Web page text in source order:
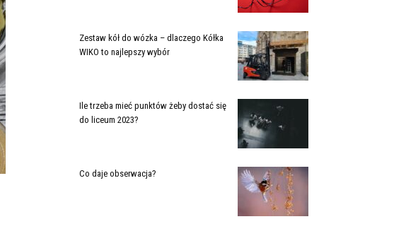
Zestaw kół do wózka – dlaczego Kółka
WIKO to najlepszy wybór
Ile trzeba mieć punktów żeby dostać się
do liceum 2023?
Co daje obserwacja?